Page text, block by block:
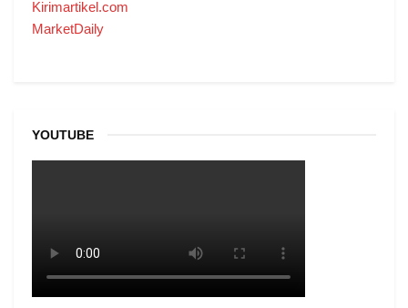
Kirimartikel.com
MarketDaily
YOUTUBE